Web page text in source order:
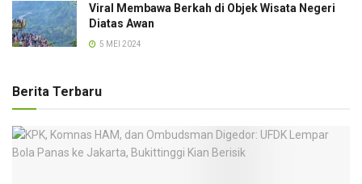
Viral Membawa Berkah di Objek Wisata Negeri
Diatas Awan
5 MEI 2024
Berita Terbaru